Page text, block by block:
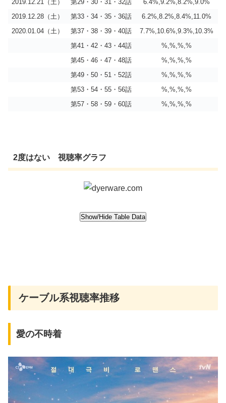
2019.12.21（土） 第29・30・31・32話
6.4%,9.2%,8.2%,9.0%
2019.12.28（土）
第33・34・35・36話
6.2%,8.2%,8.4%,11.0%
2020.01.04（土）
第37・38・39・40話
7.7%,10.6%,9.3%,10.3%
第41・42・43・44話
%,%,%,%
第45・46・47・48話
%,%,%,%
第49・50・51・52話
%,%,%,%
第53・54・55・56話
%,%,%,%
第57・58・59・60話
%,%,%,%
2度はない 視聴率グラフ
ケーブル系視聴率推移
愛の不時着